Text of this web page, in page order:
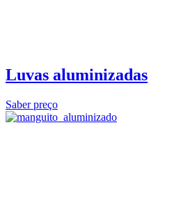
Luvas aluminizadas
Saber preço